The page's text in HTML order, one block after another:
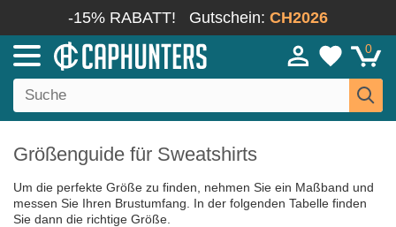
-15% RABATT! Gutschein: CH2026
0
Größenguide für Sweatshirts
Um die perfekte Größe zu finden, nehmen Sie ein Maßband und
messen Sie Ihren Brustumfang. In der folgenden Tabelle finden
Sie dann die richtige Größe.